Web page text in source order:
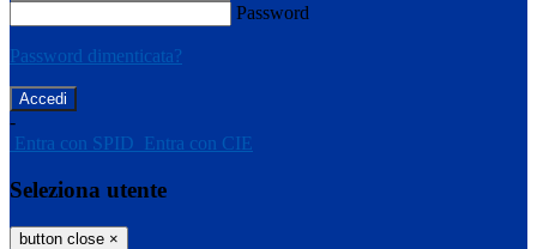
Password
Password dimenticata?
-
Entra con SPID Entra con CIE
Seleziona utente
button close ×